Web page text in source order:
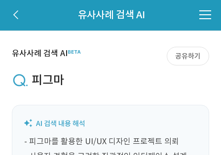
유사사례 검색 AI
유사사례 검색 AI 공유하기
피그마
- 피그마를 활용한 UI/UX 디자인 프로젝트 의뢰